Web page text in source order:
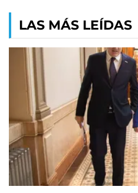
LAS MÁS LEÍDAS